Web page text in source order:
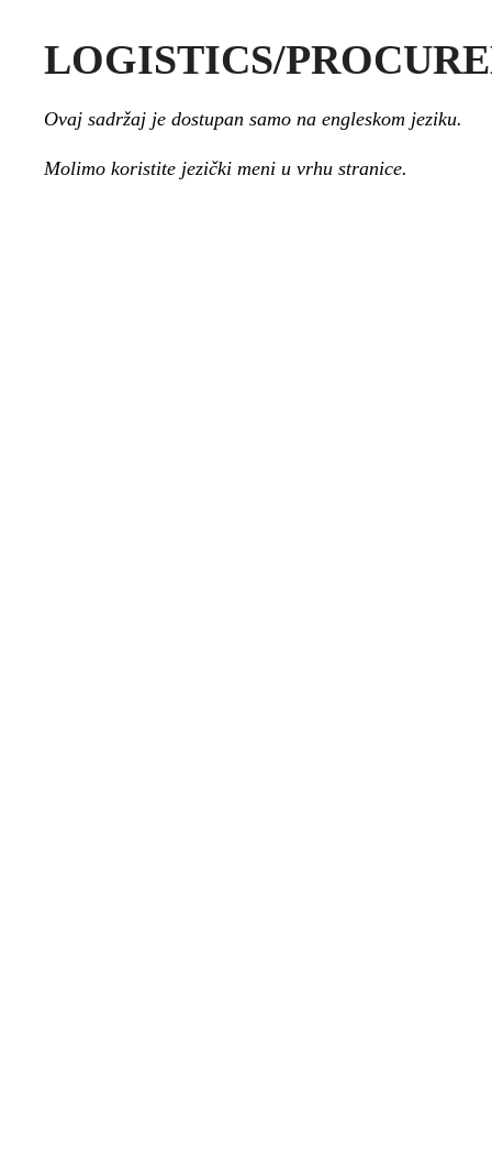
LOGISTICS/
Ovaj sadržaj je dostupan samo na engleskom jeziku.
Molimo koristite jezički meni u vrhu stranice.